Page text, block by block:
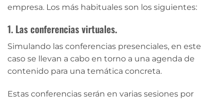
empresa. Los más habituales son los siguientes:
1. Las conferencias virtuales.
Simulando las conferencias presenciales, en este
caso se llevan a cabo en torno a una agenda de
contenido para una temática concreta.
Estas conferencias serán en varias sesiones por